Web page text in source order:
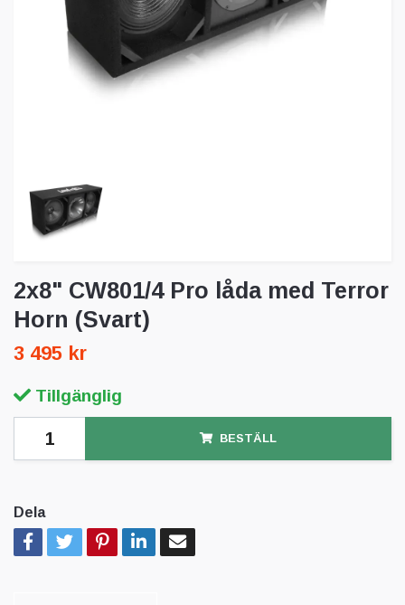
2x8" CW801/4 Pro låda med Terror
Horn (Svart)
3 495 kr
Tillgänglig
BESTÄLL
Dela